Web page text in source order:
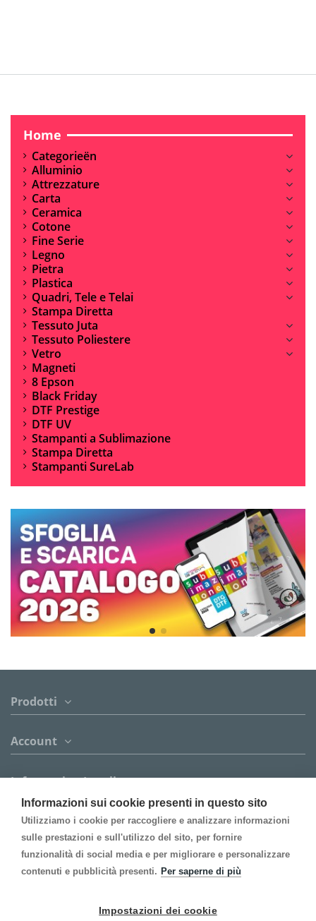
Informazioni sui cookie presenti in questo sito
Utilizziamo i cookie per raccogliere e analizzare informazioni
sulle prestazioni e sull'utilizzo del sito, per fornire
funzionalità di social media e per migliorare e personalizzare
contenuti e pubblicità presenti. Per saperne di più
Impostazioni dei cookie
Home
Categorieën
Alluminio
Attrezzature
Carta
Ceramica
Cotone
Fine Serie
Legno
Pietra
Plastica
Quadri, Tele e Telai
Stampa Diretta
Tessuto Juta
Tessuto Poliestere
Vetro
Magneti
8 Epson
Black Friday
DTF Prestige
DTF UV
Stampanti a Sublimazione
Stampa Diretta
Stampanti SureLab
Prodotti
Account
Informazion Legali
Contact us
Follow us